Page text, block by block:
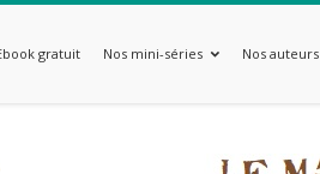
gratuit Nos mini-séries Nos auteurs